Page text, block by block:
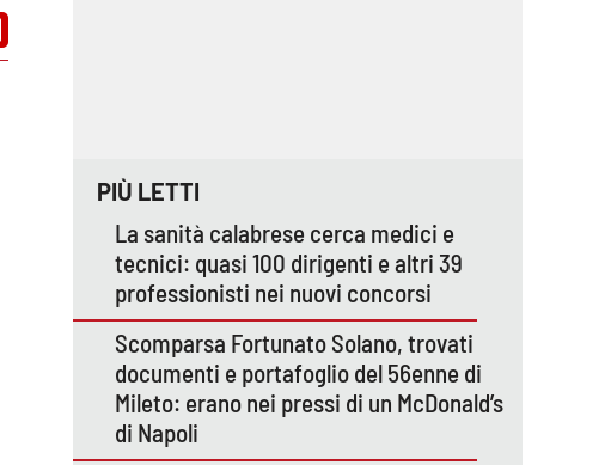
PIÙ LETTI
La sanità calabrese cerca medici e
tecnici: quasi 100 dirigenti e altri 39
professionisti nei nuovi concorsi
Scomparsa Fortunato Solano, trovati
documenti e portafoglio del 56enne di
Mileto: erano nei pressi di un McDonald’s
di Napoli